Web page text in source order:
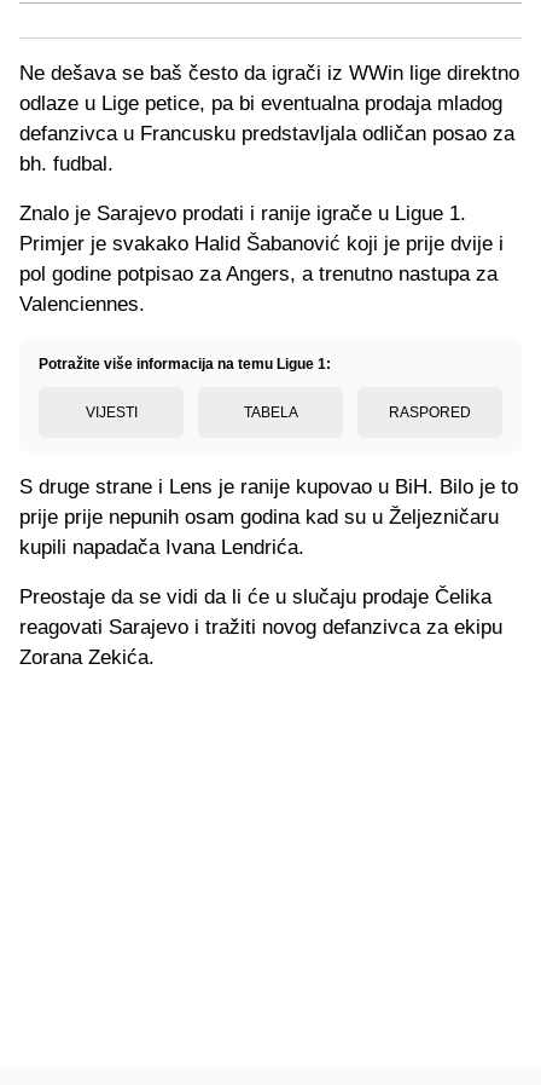
Ne dešava se baš često da igrači iz WWin lige direktno
odlaze u Lige petice, pa bi eventualna prodaja mladog
defanzivca u Francusku predstavljala odličan posao za
bh. fudbal.
Znalo je Sarajevo prodati i ranije igrače u Ligue 1.
Primjer je svakako Halid Šabanović koji je prije dvije i
pol godine potpisao za Angers, a trenutno nastupa za
Valenciennes.
Potražite više informacija na temu Ligue 1:
VIJESTI TABELA RASPORED
S druge strane i Lens je ranije kupovao u BiH. Bilo je to
prije prije nepunih osam godina kad su u Željezničaru
kupili napadača Ivana Lendrića.
Preostaje da se vidi da li će u slučaju prodaje Čelika
reagovati Sarajevo i tražiti novog defanzivca za ekipu
Zorana Zekića.